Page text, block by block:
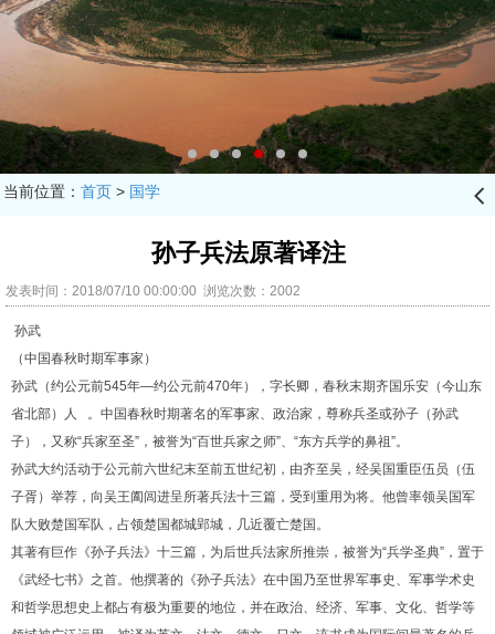
当前位置： 首页> 国学 󰊒
孙子兵法原著译注
发表时间：2018/07/10 00:00:00 浏览次数：2002
孙武
（中国春秋时期军事家）
孙武（约公元前545年—约公元前470年），字长卿，春秋末期齐国 乐安（今山东
省北部）人
。中国春秋时期著名的军事家、政治家，尊称兵圣或孙子（孙武
子），又称“兵家至圣”，被誉为“百世兵家之师”、“东方兵学的鼻祖”。
孙武大约活动于公元前六世纪末至前五世纪初，由齐至吴，经吴国重臣伍员 （伍
子胥）举荐，向吴王阖闾进呈所著兵法十三篇，受到重用为将。他曾率领吴国军
队大败楚国军队，占领楚国都城郢城，几近覆亡楚国。
其著有巨作《孙子兵法》十三篇，为后世兵法家所推崇，被誉为“兵学圣典”，置于
《武经七书》之首。他撰著的《孙子兵法》在中国乃至世界军事史、军事学术史
和哲学思想史上都占有极为重要的地位，并在政治、经济、军事、文化、哲学等